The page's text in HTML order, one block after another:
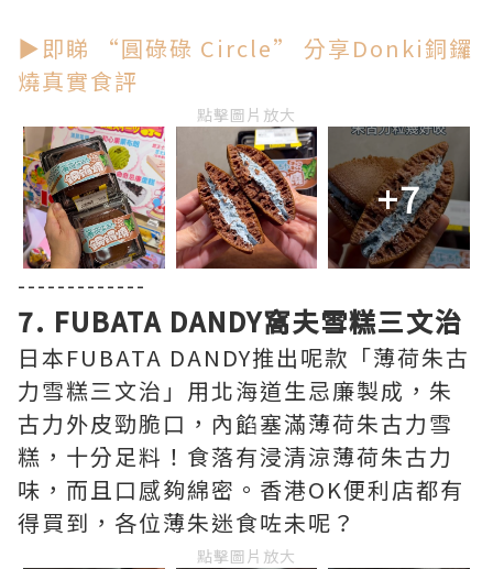
▶即睇 “圓碌碌 Circle” 分享Donki銅鑼
燒真實食評
點擊圖片放大
+7
-------------
7. FUBATA DANDY窩夫雪糕三文治
日本FUBATA DANDY推出呢款「薄荷朱古
力雪糕三文治」用北海道生忌廉製成，朱
古力外皮勁脆口，內餡塞滿薄荷朱古力雪
糕，十分足料！食落有浸清涼薄荷朱古力
味，而且口感夠綿密。香港OK便利店都有
得買到，各位薄朱迷食咗未呢？
點擊圖片放大